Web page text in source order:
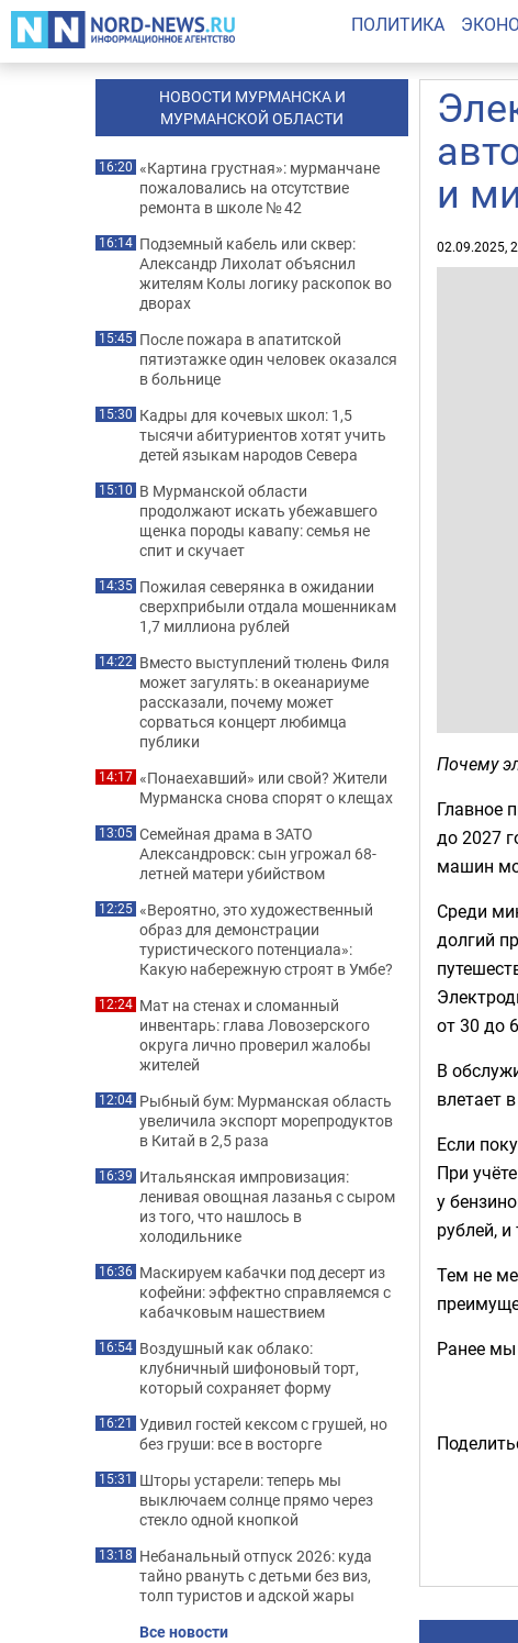
ПОЛИТИКА
и
02.09.2025,
Почему
Главное
до 2027
машин
Среди
долгий
от 30 до
В
влетает
Если
При
у
рублей,
Тем не
Ранее мы
НОВОСТИ МУРМАНСКА И
МУРМАНСКОЙ ОБЛАСТИ
16:20 «Картина грустная»: мурманчане
пожаловались на отсутствие
ремонта в школе № 42
16:14 Подземный кабель или сквер:
Александр Лихолат объяснил
жителям Колы логику раскопок во
дворах
15:45 После пожара в апатитской
пятиэтажке один человек оказался
в больнице
15:30 Кадры для кочевых школ: 1,5
тысячи абитуриентов хотят учить
детей языкам народов Севера
15:10 В Мурманской области
продолжают искать убежавшего
щенка породы кавапу: семья не
спит и скучает
14:35 Пожилая северянка в ожидании
сверхприбыли отдала мошенникам
1,7 миллиона рублей
14:22 Вместо выступлений тюлень Филя
может загулять: в океанариуме
рассказали, почему может
сорваться концерт любимца
публики
14:17 «Понаехавший» или свой? Жители
Мурманска снова спорят о клещах
13:05 Семейная драма в ЗАТО
Александровск: сын угрожал 68-
летней матери убийством
12:25 «Вероятно, это художественный
образ для демонстрации
туристического потенциала»:
Какую набережную строят в Умбе?
12:24 Мат на стенах и сломанный
инвентарь: глава Ловозерского
округа лично проверил жалобы
жителей
12:04 Рыбный бум: Мурманская область
увеличила экспорт морепродуктов
в Китай в 2,5 раза
16:39 Итальянская импровизация:
ленивая овощная лазанья с сыром
из того, что нашлось в
холодильнике
16:36 Маскируем кабачки под десерт из
кофейни: эффектно справляемся с
кабачковым нашествием
16:54 Воздушный как облако:
клубничный шифоновый торт,
который сохраняет форму
16:21 Удивил гостей кексом с грушей, но
без груши: все в восторге
15:31 Шторы устарели: теперь мы
выключаем солнце прямо через
стекло одной кнопкой
13:18 Небанальный отпуск 2026: куда
тайно рвануть с детьми без виз,
толп туристов и адской жары
Все новости